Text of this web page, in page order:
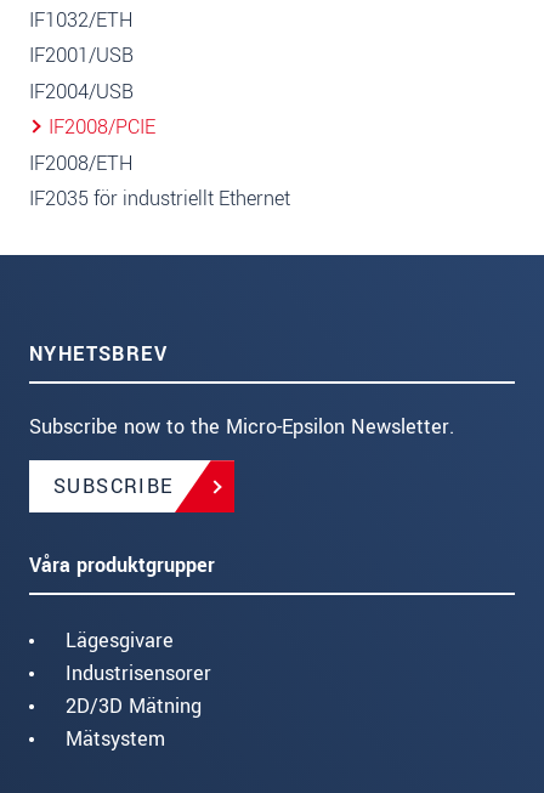
IF1032/ETH
IF2001/USB
IF2004/USB
IF2008/PCIE
IF2008/ETH
IF2035 för industriellt Ethernet
NYHETSBREV
Subscribe now to the Micro-Epsilon Newsletter.
SUBSCRIBE
Våra produktgrupper
Lägesgivare
Industrisensorer
2D/3D Mätning
Mätsystem